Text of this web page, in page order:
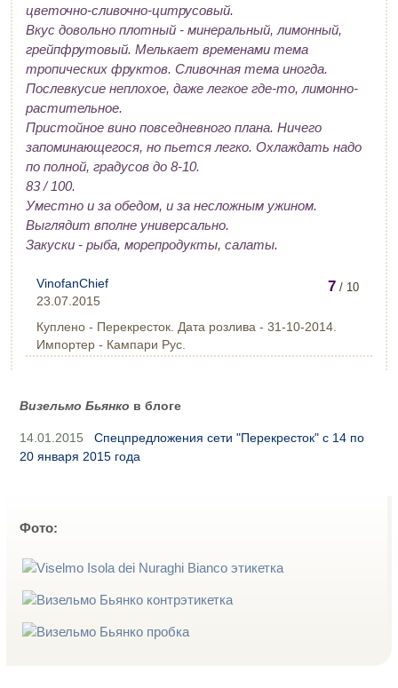
цветочно-сливочно-цитрусовый.
Вкус довольно плотный - минеральный, лимонный,
грейпфрутовый. Мелькает временами тема
тропических фруктов. Сливочная тема иногда.
Послевкусие неплохое, даже легкое где-то, лимонно-
растительное.
Пристойное вино повседневного плана. Ничего
запоминающегося, но пьется легко. Охлаждать надо
по полной, градусов до 8-10.
83 / 100.
Уместно и за обедом, и за несложным ужином.
Выглядит вполне универсально.
Закуски - рыба, морепродукты, салаты.
7 / 10
VinofanChief
23.07.2015
Куплено - Перекресток. Дата розлива - 31-10-2014.
Импортер - Кампари Рус.
Визельмо Бьянко в блоге
14.01.2015
Спецпредложения сети "Перекресток" с 14 по
20 января 2015 года
Фото: